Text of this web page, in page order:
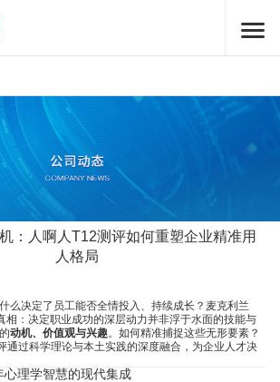
：人啊人T12测评如何重塑企业精准用
人格局
么决定了员工能否全情投入、持续成长？麦克利兰
相：决定职业成功的深层动力并非浮于水面的技能与
动机、价值观与兴趣。如何精准捕捉这些无形要素？
通过科学理论与本土实践的深度融合，为企业人才决
理学智慧的现代集成